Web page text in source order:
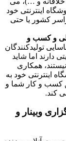
اینترنتی خود
کشور یا حتی
و کسب و
تولیدکنندگان
دارند اما شاید
همکاری
اینترنتی خود به
کسب و کار شما و
کند.
وبینار و